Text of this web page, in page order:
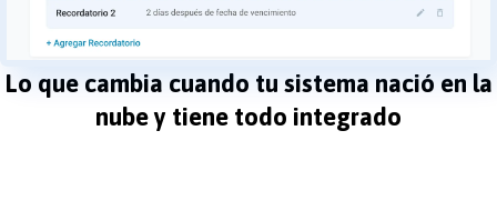
Lo que cambia cuando tu sistema nació en la
nube y tiene todo integrado